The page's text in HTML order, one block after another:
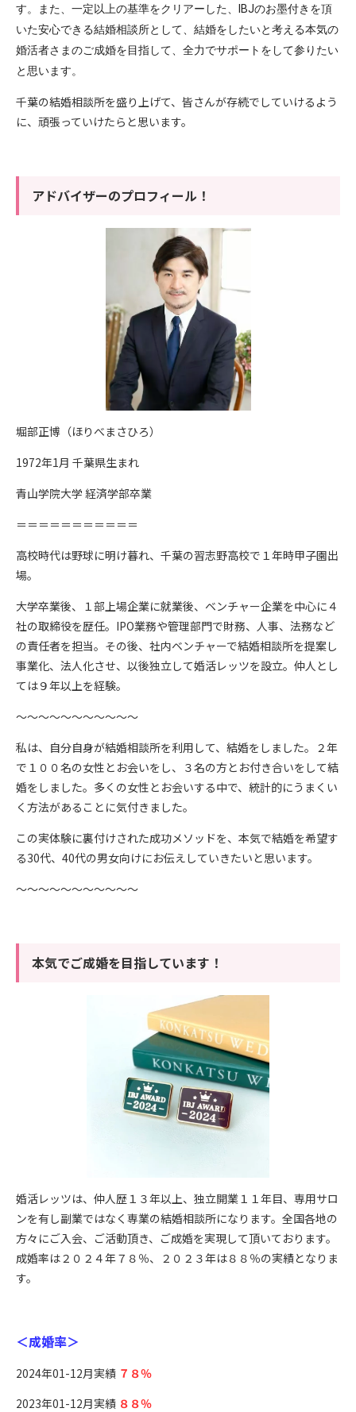
す。また、一定以上の基準をクリアーした、IBJのお墨付きを頂
いた安心できる結婚相談所として、結婚をしたいと考える本気の
婚活者さまのご成婚を目指して、全力でサポートをして参りたい
と思います。
千葉の結婚相談所を盛り上げて、皆さんが存続でしていけるよう
に、頑張っていけたらと思います。
アドバイザーのプロフィール！
堀部正博（ほりべまさひろ）
1972年1月 千葉県生まれ
青山学院大学 経済学部卒業
＝＝＝＝＝＝＝＝＝＝＝
高校時代は野球に明け暮れ、千葉の習志野高校で１年時甲子園出
場。
​大学卒業後、１部上場企業に就業後、ベンチャー企業を中心に４
社の取締役を歴任。IPO業務や管理部門で財務、人事、法務など
の責任者を担当。その後、社内ベンチャーで結婚相談所を提案し
事業化、法人化させ、以後独立して婚活レッツを設立。仲人とし
ては９年以上を経験。
～～～～～～～～～～～
私は、自分自身が結婚相談所を利用して、結婚をしました。２年
で１００名の女性とお会いをし、３名の方とお付き合いをして結
婚をしました。多くの女性とお会いする中で、統計的にうまくい
く方法があることに気付きました。
この実体験に裏付けされた成功メソッドを、本気で結婚を希望す
る30代、40代の男女向けにお伝えしていきたいと思います。
～～～～～～～～～～～
本気でご成婚を目指しています！
婚活レッツは、仲人歴１３年以上、独立開業１１年目、専用サロ
ンを有し副業ではなく専業の結婚相談所になります。全国各地の
方々にご入会、ご活動頂き、ご成婚を実現して頂いております。
成婚率は２０２４年７８％、２０２３年は８８％の実績となりま
す。
＜成婚率＞
2024年01-12月実績 ７８％
2023年01-12月実績 ８８％